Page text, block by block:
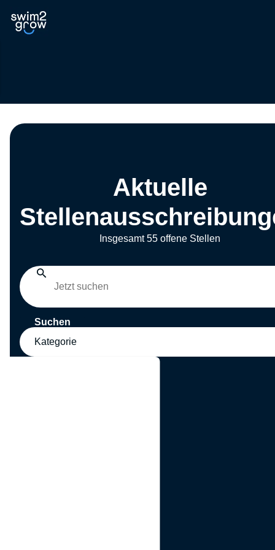
Aktuelle
Insgesamt 55 offene Stellen
Suchen
Kategorie